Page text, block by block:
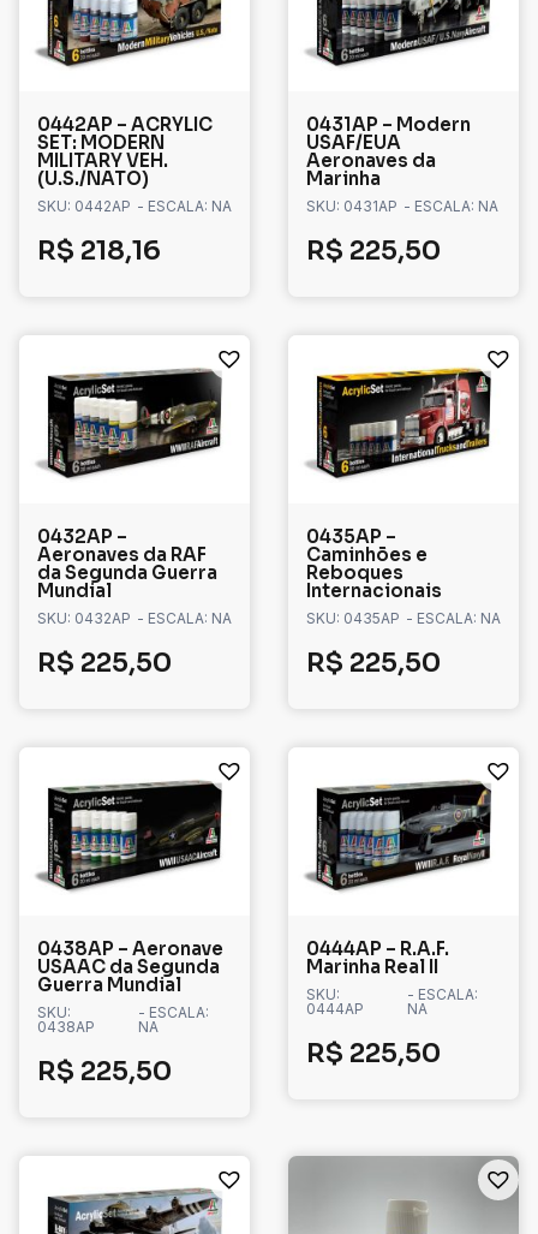
0442AP – ACRYLIC
SET: MODERN
MILITARY VEH.
(U.S./NATO)
SKU: 0442AP - ESCALA: NA
R$ 218,16
0431AP – Modern
USAF/EUA
Aeronaves da
Marinha
SKU: 0431AP - ESCALA: NA
R$ 225,50
0432AP –
Aeronaves da RAF
da Segunda Guerra
Mundial
SKU: 0432AP - ESCALA: NA
R$ 225,50
0435AP –
Caminhões e
Reboques
Internacionais
SKU: 0435AP - ESCALA: NA
R$ 225,50
0438AP – Aeronave
USAAC da Segunda
Guerra Mundial
SKU:
0438AP
- ESCALA:
NA
R$ 225,50
0444AP – R.A.F.
Marinha Real II
SKU:
0444AP
- ESCALA:
NA
R$ 225,50